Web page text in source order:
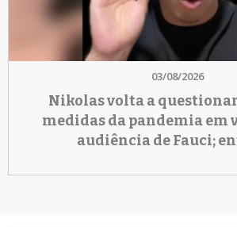
03/08/2026
Nikolas volta a
medidas da pandemia em
audiência de Fauci;